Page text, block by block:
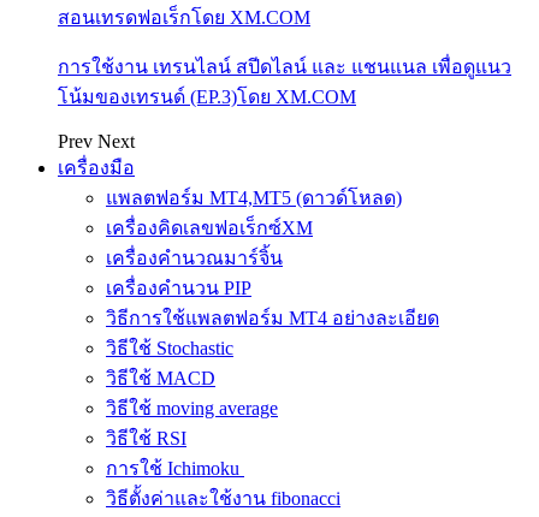
สอนเทรดฟอเร็กโดย XM.COM
การใช้งาน เทรนไลน์ สปีดไลน์ และ แชนแนล เพื่อดูแนว
โน้มของเทรนด์ (EP.3)โดย XM.COM
Prev Next
เครื่องมือ
แพลตฟอร์ม MT4,MT5 (ดาวด์โหลด)
เครื่องคิดเลขฟอเร็กซ์XM
เครื่องคำนวณมาร์จิ้น
เครื่องคำนวน PIP
วิธีการใช้แพลตฟอร์ม MT4 อย่างละเอียด
วิธีใช้ Stochastic
วิธีใช้ MACD
วิธีใช้ moving average
วิธีใช้ RSI
การใช้ Ichimoku
วิธีตั้งค่าและใช้งาน fibonacci